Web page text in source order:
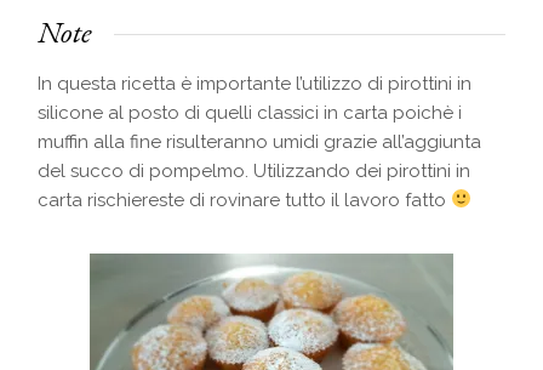
Note
In questa ricetta è importante l’utilizzo di pirottini in
silicone al posto di quelli classici in carta poichè i
muffin alla fine risulteranno umidi grazie all’aggiunta
del succo di pompelmo. Utilizzando dei pirottini in
carta rischiereste di rovinare tutto il lavoro fatto